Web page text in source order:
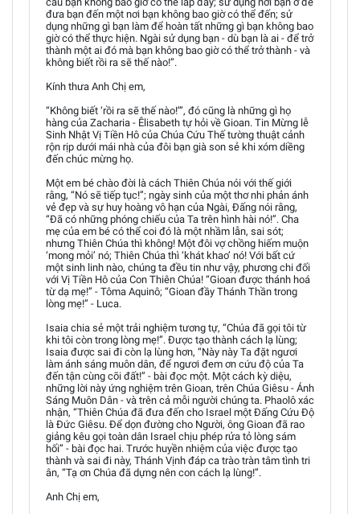
đưa bạn đến một nơi bạn không bao giờ có thể đến; sử
dụng những gì bạn làm để hoàn tất những gì bạn không bao
giờ có thể thực hiện. Ngài sử dụng bạn - dù bạn là ai - để trở
thành một ai đó mà bạn không bao giờ có thể trở thành - và
không biết rồi ra sẽ thế nào!”.
Kính thưa Anh Chị em,
“Không biết ‘rồi ra sẽ thế nào!’”, đó cũng là những gì họ
hàng của Zacharia - Êlisabeth tự hỏi về Gioan. Tin Mừng lễ
Sinh Nhật Vị Tiền Hô của Chúa Cứu Thế tường thuật cảnh
rộn rịp dưới mái nhà của đôi bạn già son sẻ khi xóm diềng
đến chúc mừng họ.
Một em bé chào đời là cách Thiên Chúa nói với thế giới
rằng, “Nó sẽ tiếp tục!”; ngày sinh của một thơ nhi phản ánh
vẻ đẹp và sự huy hoàng vô hạn của Ngài, Đấng nói rằng,
“Đã có những phóng chiếu của Ta trên hình hài nó!”. Cha
mẹ của em bé có thể coi đó là một nhầm lẫn, sai sót;
nhưng Thiên Chúa thì không! Một đôi vợ chồng hiếm muộn
‘mong mỏi’ nó; Thiên Chúa thì ‘khát khao’ nó! Với bất cứ
một sinh linh nào, chúng ta đều tin như vậy, phương chi đối
với Vị Tiền Hô của Con Thiên Chúa! “Gioan được thánh hoá
từ dạ mẹ!” - Tôma Aquinô; “Gioan đầy Thánh Thần trong
lòng mẹ!” - Luca.
Isaia chia sẻ một trải nghiệm tương tự, “Chúa đã gọi tôi từ
khi tôi còn trong lòng mẹ!”. Được tạo thành cách lạ lùng;
Isaia được sai đi còn lạ lùng hơn, “Này này Ta đặt ngươi
làm ánh sáng muôn dân, để ngươi đem ơn cứu độ của Ta
đến tận cùng cõi đất!” - bài đọc một. Một cách kỳ diệu,
những lời này ứng nghiệm trên Gioan, trên Chúa Giêsu - Ánh
Sáng Muôn Dân - và trên cả mỗi người chúng ta. Phaolô xác
nhận, “Thiên Chúa đã đưa đến cho Israel một Đấng Cứu Độ
là Đức Giêsu. Để dọn đường cho Người, ông Gioan đã rao
giảng kêu gọi toàn dân Israel chịu phép rửa tỏ lòng sám
hối” - bài đọc hai. Trước huyền nhiệm của việc được tạo
thành và sai đi này, Thánh Vịnh đáp ca trào tràn tâm tình tri
ân, “Tạ ơn Chúa đã dựng nên con cách lạ lùng!”.
Anh Chị em,